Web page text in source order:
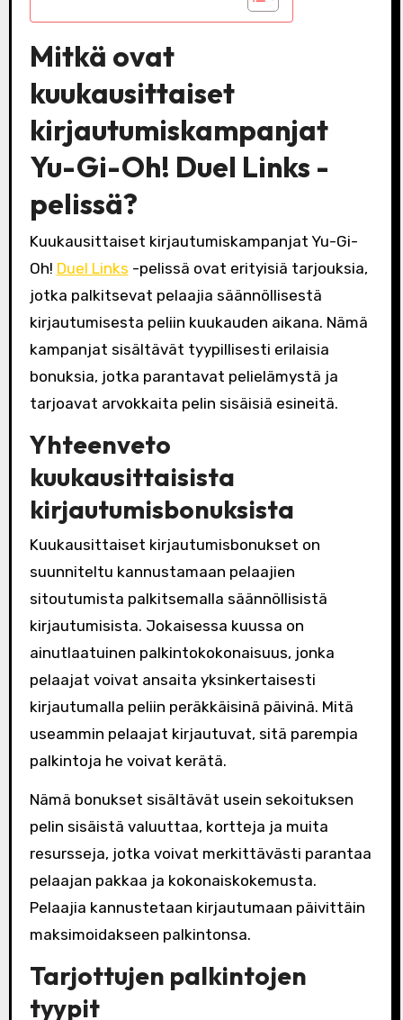
Mitkä ovat
kuukausittaiset
kirjautumiskampanjat
Yu-Gi-Oh! Duel Links -
pelissä?
Kuukausittaiset kirjautumiskampanjat Yu-Gi-
Oh! Duel Links -pelissä ovat erityisiä tarjouksia,
jotka palkitsevat pelaajia säännöllisestä
kirjautumisesta peliin kuukauden aikana. Nämä
kampanjat sisältävät tyypillisesti erilaisia
bonuksia, jotka parantavat pelielämystä ja
tarjoavat arvokkaita pelin sisäisiä esineitä.
Yhteenveto
kuukausittaisista
kirjautumisbonuksista
Kuukausittaiset kirjautumisbonukset on
suunniteltu kannustamaan pelaajien
sitoutumista palkitsemalla säännöllisistä
kirjautumisista. Jokaisessa kuussa on
ainutlaatuinen palkintokokonaisuus, jonka
pelaajat voivat ansaita yksinkertaisesti
kirjautumalla peliin peräkkäisinä päivinä. Mitä
useammin pelaajat kirjautuvat, sitä parempia
palkintoja he voivat kerätä.
Nämä bonukset sisältävät usein sekoituksen
pelin sisäistä valuuttaa, kortteja ja muita
resursseja, jotka voivat merkittävästi parantaa
pelaajan pakkaa ja kokonaiskokemusta.
Pelaajia kannustetaan kirjautumaan päivittäin
maksimoidakseen palkintonsa.
Tarjottujen palkintojen
tyypit